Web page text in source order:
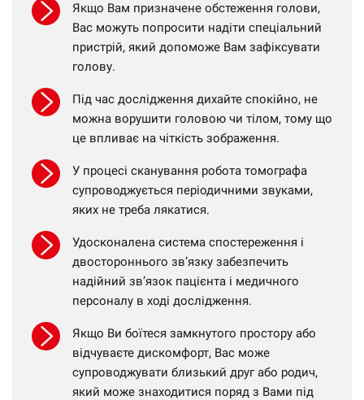
Якщо Вам призначене обстеження голови,
Вас можуть попросити надіти спеціальний
пристрій, який допоможе Вам зафіксувати
голову.
Під час дослідження дихайте спокійно, не
можна ворушити головою чи тілом, тому що
це впливає на чіткість зображення.
У процесі сканування робота томографа
супроводжується періодичними звуками,
яких не треба лякатися.
Удосконалена система спостереження і
двостороннього зв’язку забезпечить
надійний зв’язок пацієнта і медичного
персоналу в ході дослідження.
Якщо Ви боїтеся замкнутого простору або
відчуваєте дискомфорт, Вас може
супроводжувати близький друг або родич,
який може знаходитися поряд з Вами під